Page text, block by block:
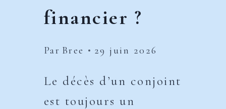
financier ?
Par Bree 29 juin 2026
Le décès d’un conjoint
est toujours un